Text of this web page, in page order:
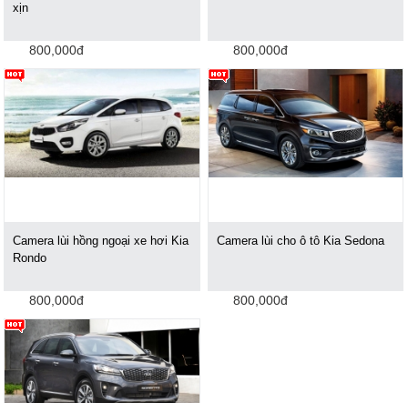
xịn
800,000đ 800,000đ
Camera lùi hồng ngoại xe hơi Kia
Rondo
800,000đ
Camera lùi cho ô tô Kia Sedona
800,000đ